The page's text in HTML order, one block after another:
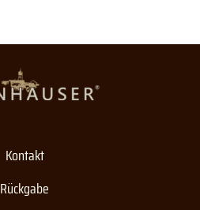
Kontakt
Rückgabe